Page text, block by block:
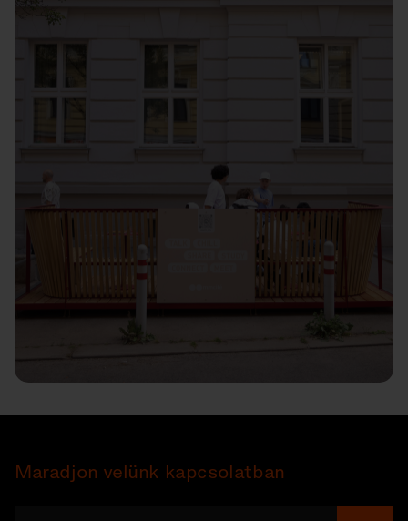
Maradjon velünk kapcsolatban